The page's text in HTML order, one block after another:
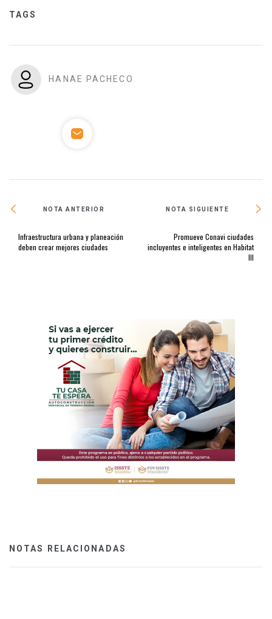
TAGS
HANAE PACHECO
NOTA ANTERIOR
Infraestructura urbana y planeación
deben crear mejores ciudades
NOTA SIGUIENTE
Promueve Conavi ciudades
incluyentes e inteligentes en Habitat
III
NOTAS RELACIONADAS